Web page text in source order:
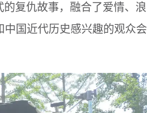
的复仇故事，融合了爱情、浪
国近代历史感兴趣的观众会